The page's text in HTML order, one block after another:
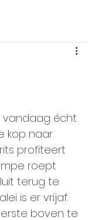
vandaag écht
kop naar
profiteert
roept
terug te
is er vrijaf.
boven te